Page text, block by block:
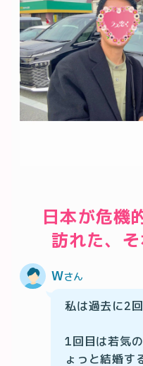
日本が危機
訪れた、そ
Wさん
私は過去に2
1回目は若気
ょっと結婚す